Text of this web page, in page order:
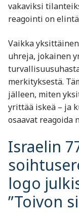
vakaviksi
reagointi on
Vaikka
uhreja, jokainen
merkityksestä.
jälleen, miten
yrittää iskeä – ja
osaavat reagoida
Israelin
logo
”Toivon